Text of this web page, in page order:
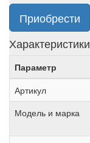
Приобрести
Характеристики
Параметр
Артикул
Модель и марка